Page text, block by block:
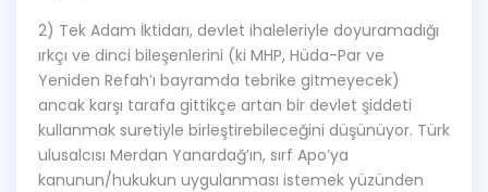
2) Tek Adam İktidarı, devlet ihaleleriyle doyuramadığı
ırkçı ve dinci bileşenlerini (ki MHP, Hüda-Par ve
Yeniden Refah’ı bayramda tebrike gitmeyecek)
ancak karşı tarafa gittikçe artan bir devlet şiddeti
kullanmak suretiyle birleştirebileceğini düşünüyor. Türk
ulusalcısı Merdan Yanardağ’ın, sırf Apo’ya
kanunun/hukukun uygulanması istemek yüzünden